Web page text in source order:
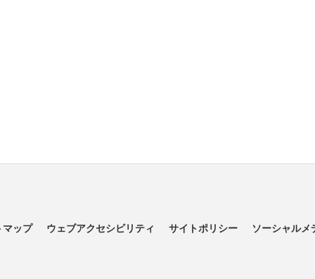
マップ ウェブアクセシビリティ サイトポリシー ソーシャルメ